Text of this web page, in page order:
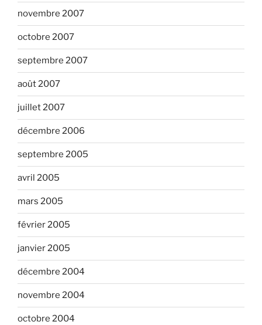
novembre 2007
octobre 2007
septembre 2007
août 2007
juillet 2007
décembre 2006
septembre 2005
avril 2005
mars 2005
février 2005
janvier 2005
décembre 2004
novembre 2004
octobre 2004